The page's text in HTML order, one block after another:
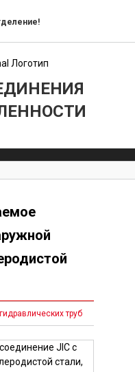
труб